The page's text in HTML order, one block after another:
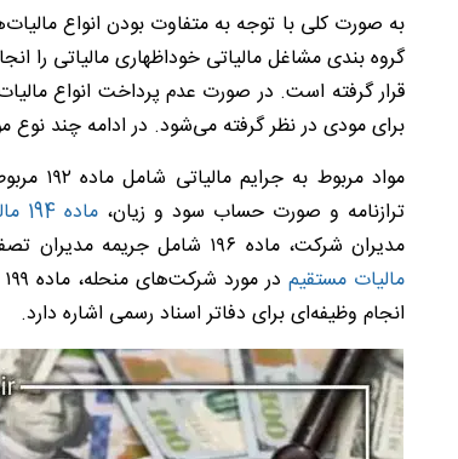
به صورت کلی با توجه به متفاوت بودن انواع
گروه بندی مشاغل مالیاتی خوداظهاری مالیاتی را
قرار گرفته است. در صورت عدم پرداخت انواع
برای مودی در نظر گرفته می‌شود. در ادامه چند نوع
ترازنامه و صورت حساب سود و زیان، ماده 194 مالیات مستقیم
مدیران شرکت، ماده ۱۹۶ شامل جریمه مدیران تصفیه، ماده ۱۹۷ مربوط به جریمه لیست حقوق و دستمزد،
مالیات مستقیم در مورد شرکت‌های منحله، ماده ۱۹۹ به جریمه مالیات های تکلیفی و
انجام وظیفه‌ای برای دفاتر اسناد رسمی اشاره دارد.